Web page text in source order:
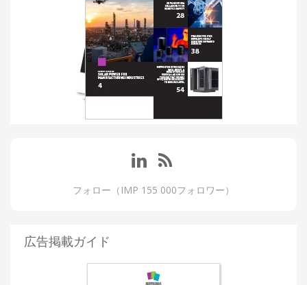
フォロー（IMP 155 000フォロワー）
広告掲載ガイド